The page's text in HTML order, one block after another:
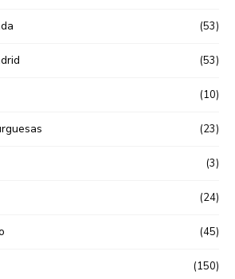
(53)
(53)
(10)
(23)
(3)
(24)
(45)
(150)